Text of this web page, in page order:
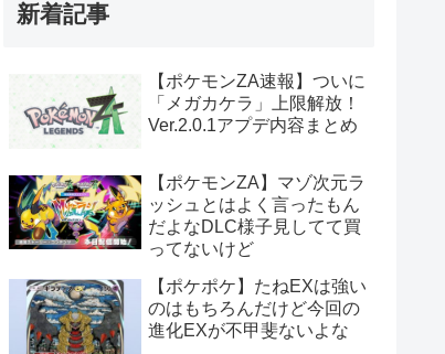
新着記事
【ポケモンZA速報】ついに
「メガカケラ」上限解放！
Ver.2.0.1アプデ内容まとめ
【ポケモンZA】マゾ次元ラ
ッシュとはよく言ったもん
だよなDLC様子見してて買
ってないけど
【ポケポケ】たねEXは強い
のはもちろんだけど今回の
進化EXが不甲斐ないよな